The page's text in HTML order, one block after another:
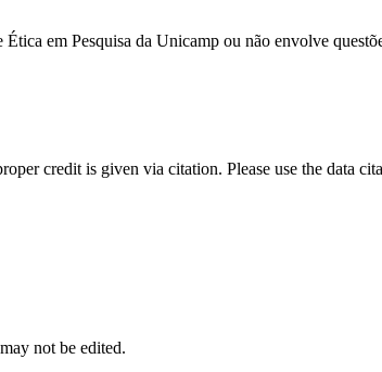
em Pesquisa da Unicamp ou não envolve
credit is given via citation. Please use the data
not be edited.